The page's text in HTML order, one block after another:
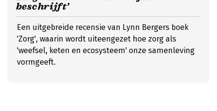
beschrijft’
Een uitgebreide recensie van Lynn Bergers boek
'Zorg', waarin wordt uiteengezet hoe zorg als
'weefsel, keten en ecosysteem' onze samenleving
vormgeeft.